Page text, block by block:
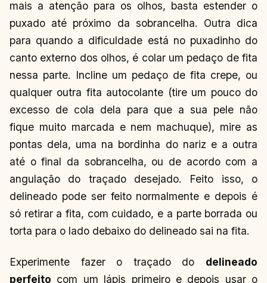
mais a atenção para os olhos, basta estender o
puxado até próximo da sobrancelha. Outra dica
para quando a dificuldade está no puxadinho do
canto externo dos olhos, é colar um pedaço de fita
nessa parte. Incline um pedaço de fita crepe, ou
qualquer outra fita autocolante (tire um pouco do
excesso de cola dela para que a sua pele não
fique muito marcada e nem machuque), mire as
pontas dela, uma na bordinha do nariz e a outra
até o final da sobrancelha, ou de acordo com a
angulação do traçado desejado. Feito isso, o
delineado pode ser feito normalmente e depois é
só retirar a fita, com cuidado, e a parte borrada ou
torta para o lado debaixo do delineado sai na fita.
Experimente fazer o traçado do delineado
perfeito com um lápis primeiro e depois usar o